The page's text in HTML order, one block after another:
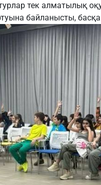
тек алматылық
байланысты, басқа